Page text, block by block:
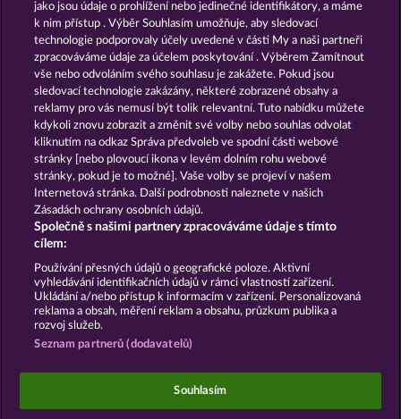
GOLDEN EI OF
MOORHUHN
FOREVER
DIAMONDS
Zobrazit všechny hry
Podmínky Prohlášení o ochraně údajů
Kontakt Společnost Časté dotazy
Facebook
Podat Žádost o Odstoupení
Sociální kasinové hry jsou určeny výhradně k
zábavním účelům a nemají vůbec žádný vliv na
jako jsou údaje o prohlížení nebo jedinečné identifikátory, a máme
k nim přístup . Výběr Souhlasím umožňuje, aby sledovací
technologie podporovaly účely uvedené v části My a naši partneři
zpracováváme údaje za účelem poskytování . Výběrem Zamítnout
vše nebo odvoláním svého souhlasu je zakážete. Pokud jsou
sledovací technologie zakázány, některé zobrazené obsahy a
reklamy pro vás nemusí být tolik relevantní. Tuto nabídku můžete
kdykoli znovu zobrazit a změnit své volby nebo souhlas odvolat
kliknutím na odkaz Správa předvoleb ve spodní části webové
stránky [nebo plovoucí ikona v levém dolním rohu webové
stránky, pokud je to možné]. Vaše volby se projeví v našem
Internetová stránka. Další podrobnosti naleznete v našich
Zásadách ochrany osobních údajů.
Společně s našimi partnery zpracováváme údaje s tímto
cílem:
Používání přesných údajů o geografické poloze. Aktivní
vyhledávání identifikačních údajů v rámci vlastností zařízení.
Ukládání a/nebo přístup k informacím v zařízení. Personalizovaná
reklama a obsah, měření reklam a obsahu, průzkum publika a
rozvoj služeb.
Seznam partnerů (dodavatelů)
Souhlasím